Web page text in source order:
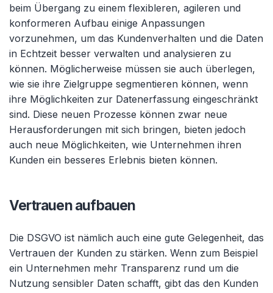
beim Übergang zu einem flexibleren, agileren und
konformeren Aufbau einige Anpassungen
vorzunehmen, um das Kundenverhalten und die Daten
in Echtzeit besser verwalten und analysieren zu
können. Möglicherweise müssen sie auch überlegen,
wie sie ihre Zielgruppe segmentieren können, wenn
ihre Möglichkeiten zur Datenerfassung eingeschränkt
sind. Diese neuen Prozesse können zwar neue
Herausforderungen mit sich bringen, bieten jedoch
auch neue Möglichkeiten, wie Unternehmen ihren
Kunden ein besseres Erlebnis bieten können.
Vertrauen aufbauen
Die DSGVO ist nämlich auch eine gute Gelegenheit, das
Vertrauen der Kunden zu stärken. Wenn zum Beispiel
ein Unternehmen mehr Transparenz rund um die
Nutzung sensibler Daten schafft, gibt das den Kunden